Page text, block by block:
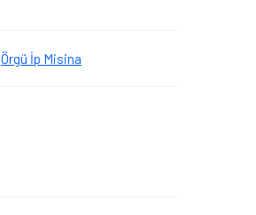
Örgü İp Misina